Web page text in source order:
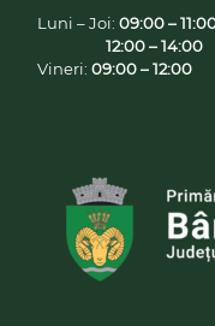
Luni – Joi: 09:00 –
12:00 – 14:00
Vineri: 09:00 – 12:00